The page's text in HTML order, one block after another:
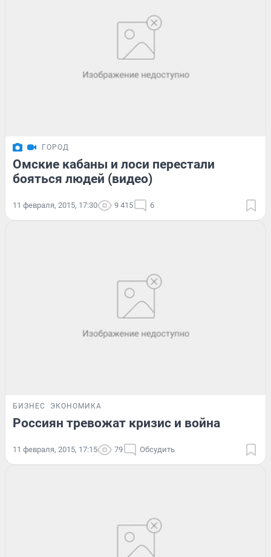
ГОРОД
Омские кабаны и лоси перестали
бояться людей (видео)
11 февраля, 2015, 17:30 9 415 6
БИЗНЕС ЭКОНОМИКА
Россиян тревожат кризис и война
11 февраля, 2015, 17:15 79 Обсудить